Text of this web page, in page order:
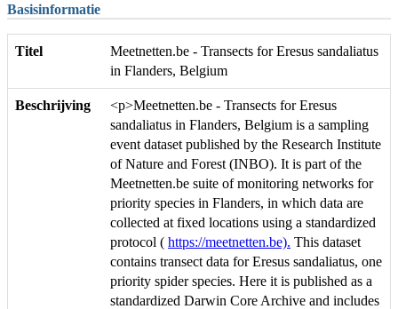
Basisinformatie
Titel
Meetnetten.be - Transects for Eresus sandaliatus
in Flanders, Belgium
Beschrijving
<p>Meetnetten.be - Transects for Eresus
sandaliatus in Flanders, Belgium is a sampling
event dataset published by the Research Institute
of Nature and Forest (INBO). It is part of the
Meetnetten.be suite of monitoring networks for
priority species in Flanders, in which data are
collected at fixed locations using a standardized
protocol ( https://meetnetten.be). This dataset
contains transect data for Eresus sandaliatus, one
priority spider species. Here it is published as a
standardized Darwin Core Archive and includes